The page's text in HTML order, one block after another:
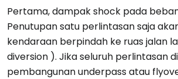
Pertama, dampak shock pada
Penutupan satu perlintasan saja
kendaraan berpindah ke ruas jalan
diversion ). Jika seluruh perlintasan
pembangunan underpass atau